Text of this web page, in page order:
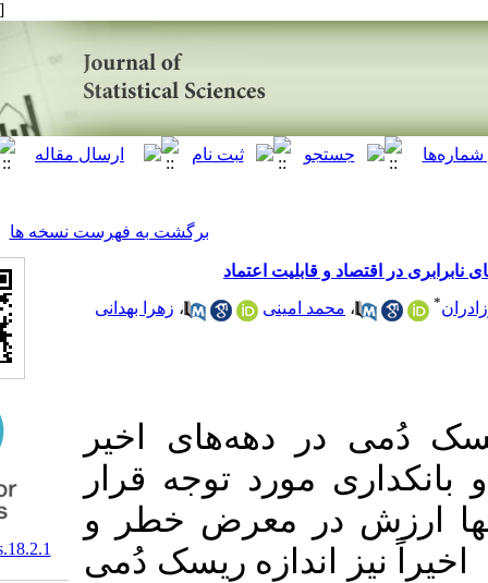
برگشت به فهرست نسخه ها
قابلیت اعتماد
امینی ،زهرا بهدانی
دهه‌های اخیر
توجه قرار
در معرض خطر و
ریسک دُمی
‎ 10.61186/jss.18.2.1